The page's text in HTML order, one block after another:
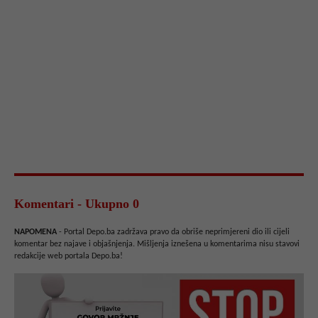
Komentari - Ukupno 0
NAPOMENA - Portal Depo.ba zadržava pravo da obriše neprimjereni dio ili cijeli
komentar bez najave i objašnjenja. Mišljenja iznešena u komentarima nisu stavovi
redakcije web portala Depo.ba!